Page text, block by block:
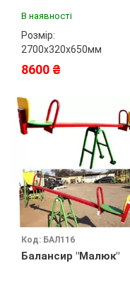
В наявності
Розмір:
2700х320х650мм
8600 ₴
Код: БАЛ116
Балансир "Малюк"